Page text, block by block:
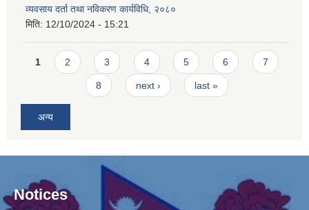
व्यवसाय दर्ता तथा नविकरण कार्यविधि, २०८०
मिति: 12/10/2024 - 15:21
Pages
1 2 3 4 5 6 7
8 next › last »
अन्य
Notices